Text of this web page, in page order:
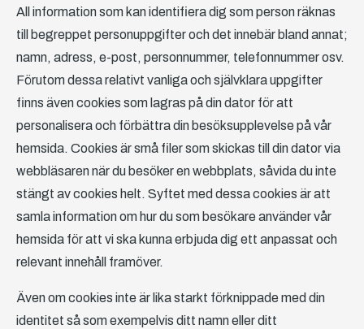
All information som kan identifiera dig som person räknas
till begreppet personuppgifter och det innebär bland annat;
namn, adress, e-post, personnummer, telefonnummer osv.
Förutom dessa relativt vanliga och självklara uppgifter
finns även cookies som lagras på din dator för att
personalisera och förbättra din besöksupplevelse på vår
hemsida. Cookies är små filer som skickas till din dator via
webbläsaren när du besöker en webbplats, såvida du inte
stängt av cookies helt. Syftet med dessa cookies är att
samla information om hur du som besökare använder vår
hemsida för att vi ska kunna erbjuda dig ett anpassat och
relevant innehåll framöver.
Även om cookies inte är lika starkt förknippade med din
identitet så som exempelvis ditt namn eller ditt